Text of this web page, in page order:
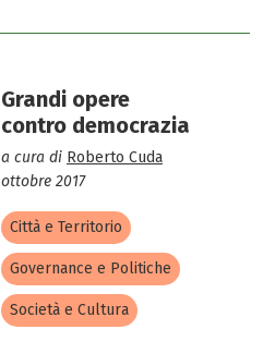
Grandi opere
contro democrazia
a cura di Roberto Cuda
ottobre 2017
Città e Territorio
Governance e Politiche
Società e Cultura